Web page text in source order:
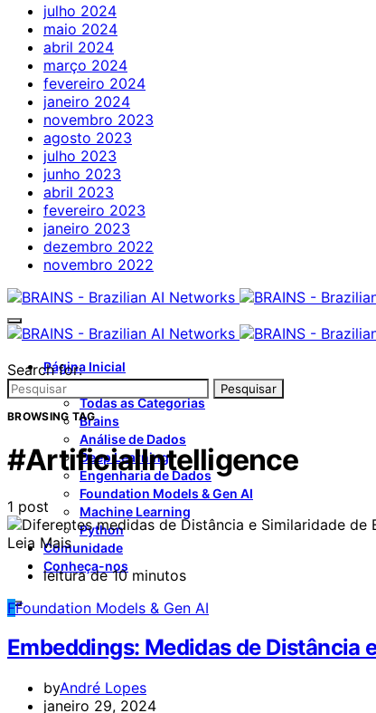
julho 2024
maio 2024
abril 2024
março 2024
fevereiro 2024
janeiro 2024
novembro 2023
agosto 2023
julho 2023
junho 2023
abril 2023
fevereiro 2023
janeiro 2023
dezembro 2022
novembro 2022
Página Inicial
Categorias
Todas as Categorias
Brains
Análise de Dados
Deep Learning
Engenharia de Dados
Foundation Models & Gen AI
Machine Learning
Python
Comunidade
Conheça-nos
Search for:
Pesquisar
BROWSING TAG
#ArtificialIntelligence
1 post
Leia Mais
leitura de 10 minutos
FFoundation Models & Gen AI
Embeddings: Medidas de Distância
byAndré Lopes
janeiro 29, 2024